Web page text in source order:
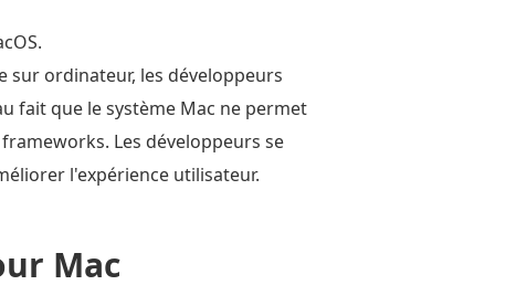
sur ordinateur, les développeurs
fait que le système Mac ne permet
Les développeurs se
l'expérience utilisateur.
Mac